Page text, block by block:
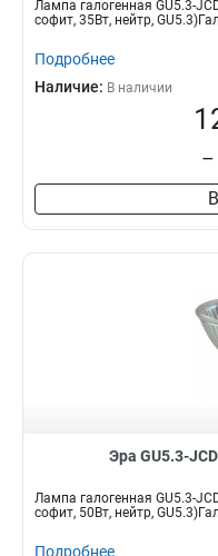
Лампа галогенная GU5.3-
софит, 35Вт, нейтр,
Подробнее
Наличие: В наличии
–
Эра GU5.3-
Лампа галогенная GU5.3-
софит, 50Вт, нейтр,
Подробнее